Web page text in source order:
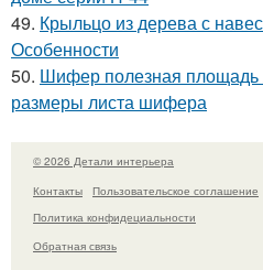
49. Крыльцо из дерева с
Особенности
50. Шифер полезная площадь
размеры листа шифера
© 2026 Детали интерьера
Контакты
Пользовательское соглашение
Политика конфидециальности
Обратная связь